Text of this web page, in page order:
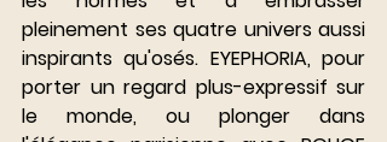
pleinement ses quatre univers aussi
inspirants qu'osés. EYEPHORIA, pour
porter un regard plus-expressif sur
le monde, ou plonger dans